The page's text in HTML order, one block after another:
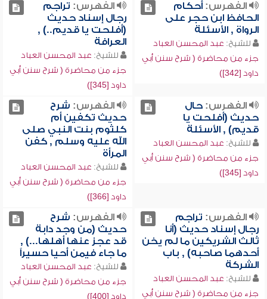
الفهرس:أحكام
الحافظ ابن حجر على
الرواة , الأسئلة
للشيخ: عبد المحسن العباد
جزء من محاضرة ( شرح سنن أبي
داود [342])
الفهرس: تراجم
رجال إسناد حديث
(أفلحت يا قديم..) ,
العرافة
للشيخ: عبد المحسن العباد
جزء من محاضرة ( شرح سنن أبي
داود [345])
الفهرس:حال
حديث (أفلحت يا
قديم) , الأسئلة
للشيخ: عبد المحسن العباد
جزء من محاضرة ( شرح سنن أبي
داود [345])
الفهرس: شرح
حديث تكفين أم
كلثوم بنت النبي صلى
الله عليه وسلم , كفن
المرأة
للشيخ: عبد المحسن العباد
جزء من محاضرة ( شرح سنن أبي
داود [366])
الفهرس: تراجم
رجال إسناد حديث (أنا
ثالث الشريكين ما لم يخن
أحدهما صاحبه) , باب
الشركة
للشيخ: عبد المحسن العباد
جزء من محاضرة ( شرح سنن أبي
الفهرس: شرح
حديث (من وجد دابة
قد عجز عنها أهلها...) ,
ما جاء فيمن أحيا حسيراً
للشيخ: عبد المحسن العباد
جزء من محاضرة ( شرح سنن أبي
داود [400])